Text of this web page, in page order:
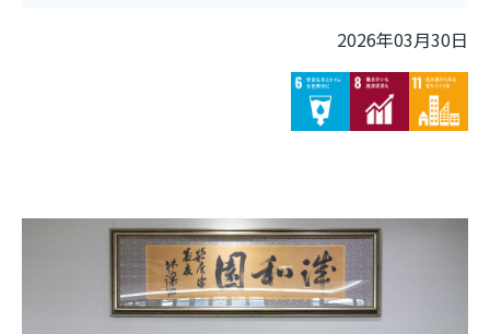
2026年03月30日
Image Image Image